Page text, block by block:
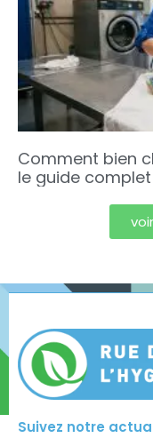
Comment bien
le guide complet
Suivez notre